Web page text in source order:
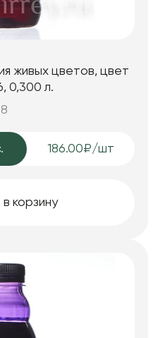
живых цветов, цвет
0,300 л.
186.00₽/шт
корзину